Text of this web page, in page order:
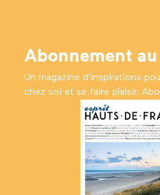
Abonnement
Un magazine d’inspirations
chez soi et se faire plaisir.